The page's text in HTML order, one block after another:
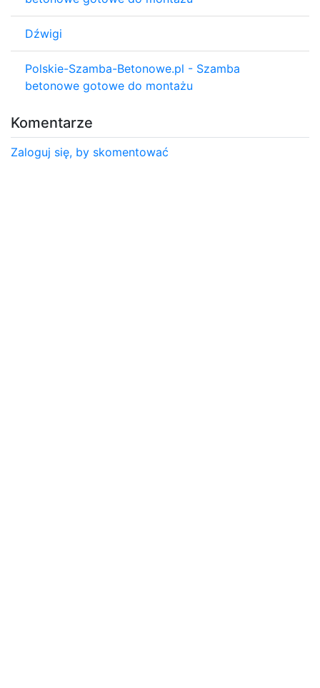
Dźwigi
Polskie-Szamba-Betonowe.pl - Szamba
betonowe gotowe do montażu
Komentarze
Zaloguj się, by skomentować